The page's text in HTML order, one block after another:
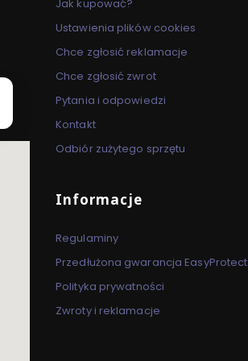
Jak kupować?
Ustawienia plików cookies
Chce zgłosić reklamacje
Chce zgłosić zwrot
Pytania i odpowiedzi
Kontakt
Odbiór zużytego sprzętu
Informacje
Regulaminy
Przedłużona gwarancja EasyProtect
Polityka prywatności
Zwroty i reklamacje